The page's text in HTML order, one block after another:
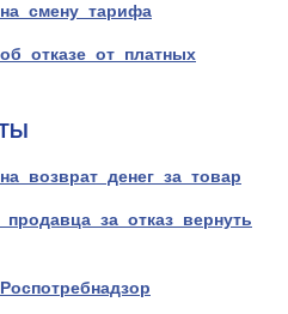
смену тарифа
отказе от платных
возврат денег за товар
за отказ вернуть